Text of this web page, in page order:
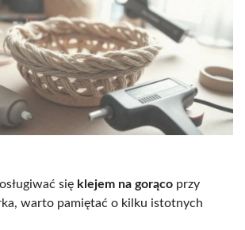
się klejem na gorąco przy
warto pamiętać o kilku istotnych